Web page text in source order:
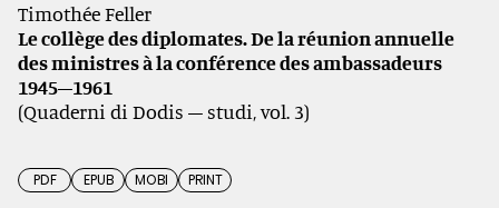
Timothée Feller
Le collège des diplomates. De la réunion annuelle
des ministres à la conférence des ambassadeurs
1945–1961
(Quaderni di Dodis – studi, vol. 3)
PDF EPUB MOBI PRINT